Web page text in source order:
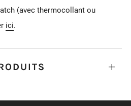
(avec thermocollant ou
ici.
Ouvrir